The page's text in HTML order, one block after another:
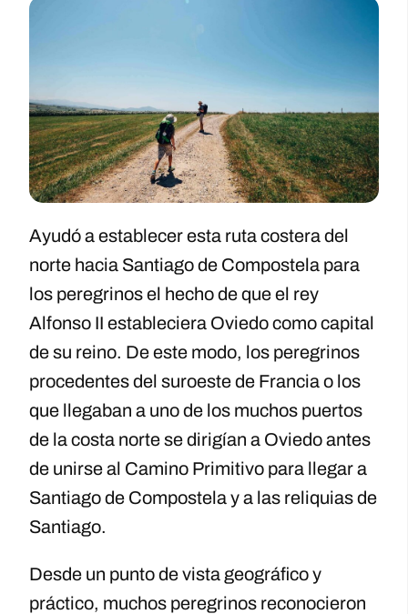
Ayudó a establecer esta ruta costera del
norte hacia Santiago de Compostela para
los peregrinos el hecho de que el rey
Alfonso II estableciera Oviedo como capital
de su reino. De este modo, los peregrinos
procedentes del suroeste de Francia o los
que llegaban a uno de los muchos puertos
de la costa norte se dirigían a Oviedo antes
de unirse al Camino Primitivo para llegar a
Santiago de Compostela y a las reliquias de
Santiago.
Desde un punto de vista geográfico y
práctico, muchos peregrinos reconocieron